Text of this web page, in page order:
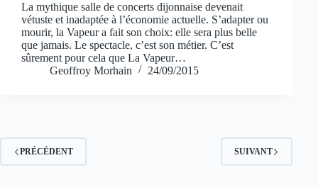
La mythique salle de concerts dijonnaise devenait
vétuste et inadaptée à l’économie actuelle. S’adapter ou
mourir, la Vapeur a fait son choix: elle sera plus belle
que jamais. Le spectacle, c’est son métier. C’est
sûrement pour cela que La Vapeur…
Geoffroy Morhain
24/09/2015
PRÉCÉDENT SUIVANT